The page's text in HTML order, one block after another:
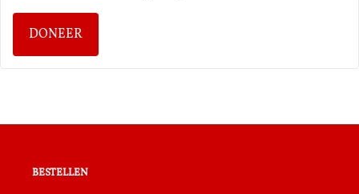
DONEER
bestellen